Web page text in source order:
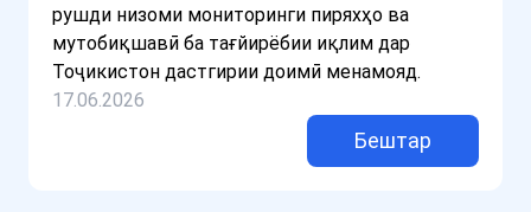
рушди низоми мониторинги пиряхҳо ва
мутобиқшавӣ ба тағйирёбии иқлим дар
Тоҷикистон дастгирии доимӣ менамояд.
17.06.2026
Бештар